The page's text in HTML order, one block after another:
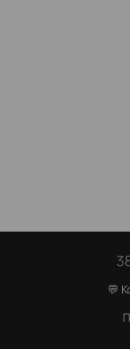
💬